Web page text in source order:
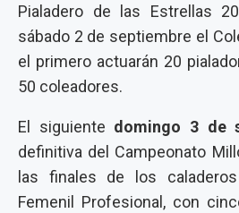
Pialadero de las Estrellas
sábado 2 de septiembre el
el primero actuarán 20
50 coleadores.
El siguiente domingo 3 de
definitiva del Campeonato
las finales de los
Femenil Profesional, con